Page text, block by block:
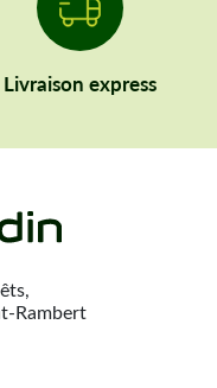
Livraison express
Rambert